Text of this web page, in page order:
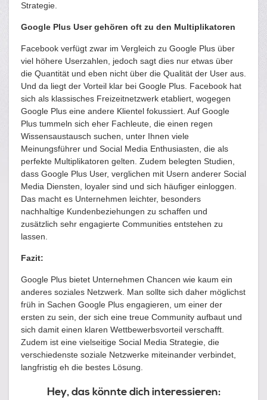
Strategie.
Google Plus User gehören oft zu den Multiplikatoren
Facebook verfügt zwar im Vergleich zu Google Plus über
viel höhere Userzahlen, jedoch sagt dies nur etwas über
die Quantität und eben nicht über die Qualität der User aus.
Und da liegt der Vorteil klar bei Google Plus. Facebook hat
sich als klassisches Freizeitnetzwerk etabliert, wogegen
Google Plus eine andere Klientel fokussiert. Auf Google
Plus tummeln sich eher Fachleute, die einen regen
Wissensaustausch suchen, unter Ihnen viele
Meinungsführer und Social Media Enthusiasten, die als
perfekte Multiplikatoren gelten. Zudem belegten Studien,
dass Google Plus User, verglichen mit Usern anderer Social
Media Diensten, loyaler sind und sich häufiger einloggen.
Das macht es Unternehmen leichter, besonders
nachhaltige Kundenbeziehungen zu schaffen und
zusätzlich sehr engagierte Communities entstehen zu
lassen.
Fazit:
Google Plus bietet Unternehmen Chancen wie kaum ein
anderes soziales Netzwerk. Man sollte sich daher möglichst
früh in Sachen Google Plus engagieren, um einer der
ersten zu sein, der sich eine treue Community aufbaut und
sich damit einen klaren Wettbewerbsvorteil verschafft.
Zudem ist eine vielseitige Social Media Strategie, die
verschiedenste soziale Netzwerke miteinander verbindet,
langfristig eh die bestes Lösung.
Hey, das könnte dich interessieren: